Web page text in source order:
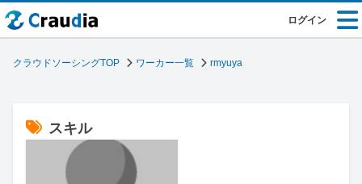
ログイン
クラウドソーシングTOP ワーカー一覧 rmyuya
スキル